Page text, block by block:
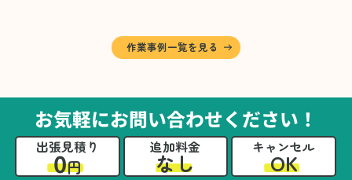
に仕分けしました。
A様から「手際よく進めてくれて助かりまし
るのは難しかったと思います」との温かいお言
葉をいただきました。遺品整理という心の負担
が大きい作業において、少しでもA様の力にな
れたことをスタッフ一同嬉しく思います。
作業事例一覧を見る
お気軽にお問い合わせください！
出張見積り
0円
追加料金
なし
キャンセル
OK